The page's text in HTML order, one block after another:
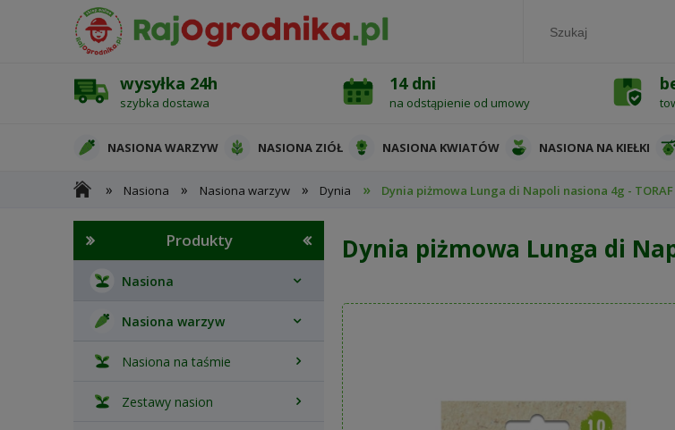
wysyłka 24h
szybka dostawa
14 dni
na odstąpienie od umowy
NASIONA WARZYW NASIONA ZIÓŁ NASIONA KWIATÓW NASIONA NA KIEŁKI
OCHRONA ROŚLIN
» Nasiona » Nasiona warzyw » Dynia » Dynia piżmowa Lunga di Napoli nasiona 4g - TORAF
Produkty
Nasiona
Nasiona warzyw
Nasiona na taśmie
Zestawy nasion
Dynia piżmowa Lunga di